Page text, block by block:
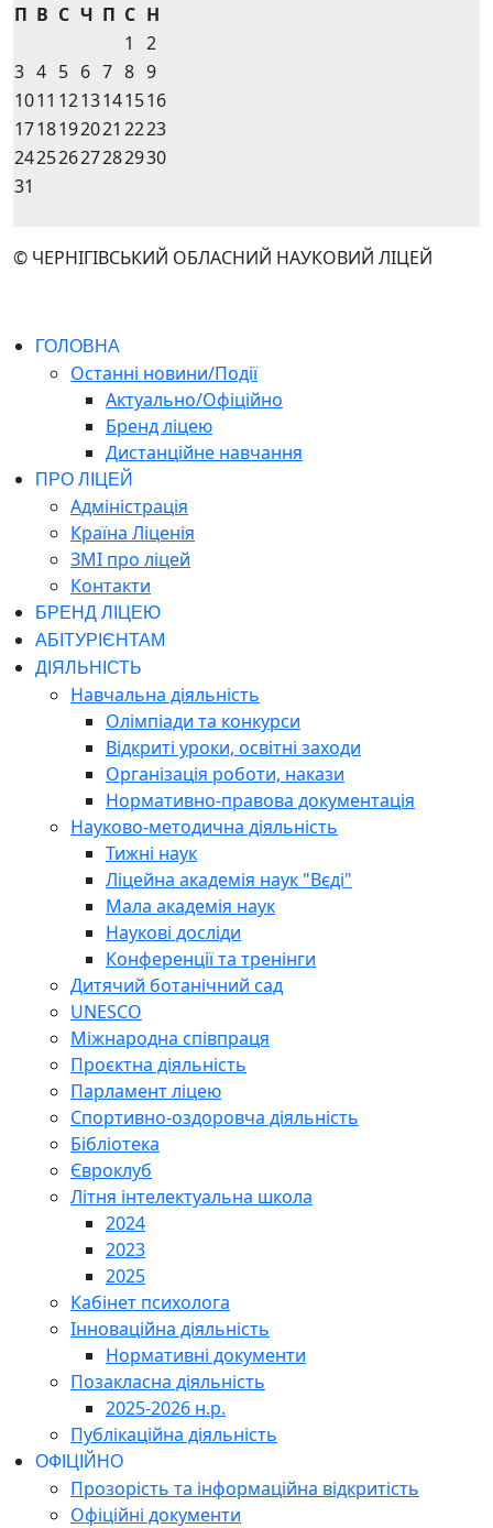
П В С Ч П С Н
1
2
3 4 5 6 7 8 9
1011 1213141516
1718192021 2223
24252627282930
31
© ЧЕРНІГІВСЬКИЙ ОБЛАСНИЙ НАУКОВИЙ ЛІЦЕЙ
ГОЛОВНА
Останні новини/Події
Актуально/Офіційно
Бренд ліцею
Дистанційне навчання
ПРО ЛІЦЕЙ
Адміністрація
Країна Ліценія
ЗМІ про ліцей
Контакти
БРЕНД ЛІЦЕЮ
АБІТУРІЄНТАМ
ДІЯЛЬНІСТЬ
Навчальна діяльність
Олімпіади та конкурси
Відкриті уроки, освітні заходи
Організація роботи, накази
Нормативно-правова документація
Науково-методична діяльність
Тижні наук
Ліцейна академія наук "Вєді"
Мала академія наук
Наукові досліди
Конференції та тренінги
Дитячий ботанічний сад
UNESCO
Міжнародна співпраця
Проєктна діяльність
Парламент ліцею
Спортивно-оздоровча діяльність
Бібліотека
Євроклуб
Літня інтелектуальна школа
2024
2023
2025
Кабінет психолога
Інноваційна діяльність
Нормативні документи
Позакласна діяльність
2025-2026 н.р.
Публікаційна діяльність
ОФІЦІЙНО
Прозорість та інформаційна відкритість
Офіційні документи